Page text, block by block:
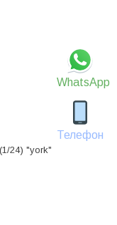
WhatsApp
Телефон
24) "york"